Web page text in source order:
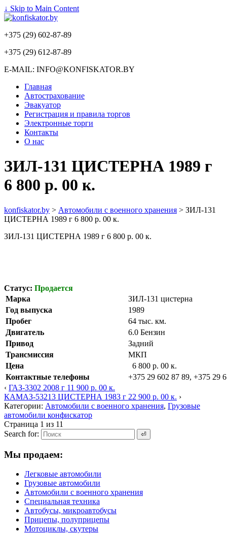
↓ Skip to Main Content
+375 (29) 602-87-89
+375 (29) 612-87-89
E-MAIL: INFO@KONFISKATOR.BY
Главная
Автострахование
Эвакуатор
Регистрация и правила торгов
Электронные торги
Контакты
О нас
ЗИЛ-131 ЦИСТЕРНА 1989 г
6 800 р. 00 к.
konfiskator.by > Автомобили с военного хранения > ЗИЛ-131
ЦИСТЕРНА 1989 г 6 800 р. 00 к.
ЗИЛ-131 ЦИСТЕРНА 1989 г 6 800 р. 00 к.
Статус: Продается
Марка
ЗИЛ-131 цистерна
Год выпуска
1989
Пробег
64 тыс. км.
Двигатель
6.0 Бензин
Привод
Задний
Трансмиссия
МКП
Цена
6 800 р. 00 к.
Контактные телефоны
+375 29 602 87 89, +375 29
‹ ГАЗ-3302 2008 г 11 900 р. 00 к.
КАМАЗ-53213 ЦИСТЕРНА 1983 г 22 900 р. 00 к. ›
Категории: Автомобили с военного хранения, Грузовые
автомобили конфискатор
Страница 1 из 11
Search for:
Мы продаем:
Легковые автомобили
Грузовые автомобили
Автомобили с военного хранения
Специальная техника
Автобусы, микроавтобусы
Прицепы, полуприцепы
Мотоциклы, скутеры